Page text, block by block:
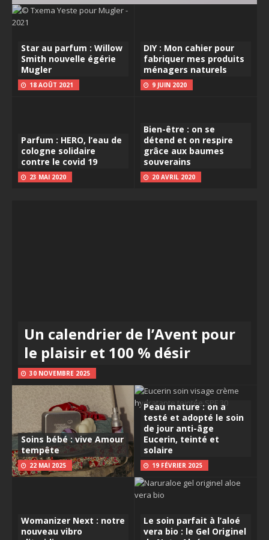
Star au parfum : Willow
Smith nouvelle égérie
Mugler
18 AOÛT 2021
DIY : Mon cahier pour
fabriquer mes produits
ménagers naturels
9 JUIN 2020
Parfum : HERO, l’eau de
cologne solidaire
contre le covid 19
23 MAI 2020
Bien-être : on se
détend et on respire
grâce aux baumes
souverains
20 AVRIL 2020
Un calendrier de l’Avent pour
le plaisir et 100 % désir
30 NOVEMBRE 2025
Soins bébé : vive Amour
tempête
22 MAI 2025
Peau mature : on a
testé et adopté le soin
de jour anti-âge
Eucerin, teinté et
solaire
19 FÉVRIER 2025
Womanizer Next : notre
nouveau vibro
Le soin parfait à l’aloé
vera bio : le Gel Originel